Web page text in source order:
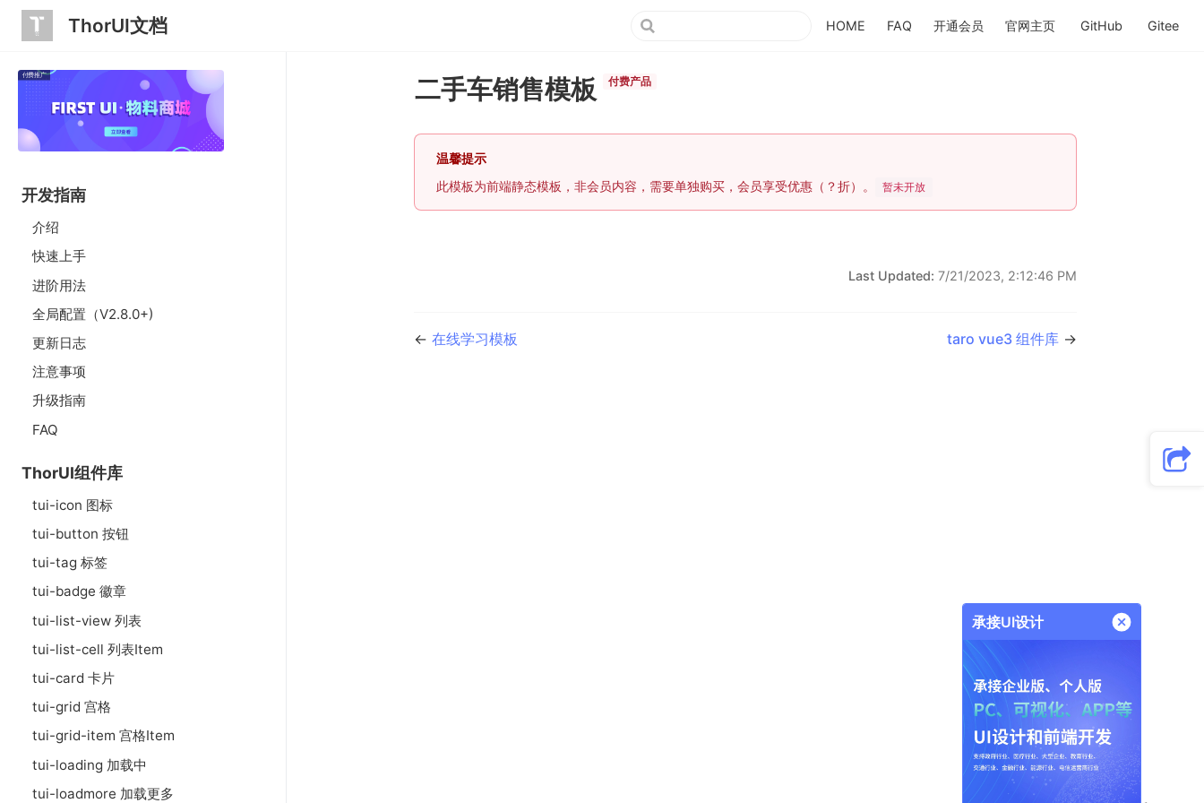
ThorUI文档 HOME FAQ 开通会员
官网主页
GitHub
Gitee
付费推广
开发指南
介绍
快速上手
进阶用法
全局配置（V2.8.0+)
更新日志
注意事项
升级指南
FAQ
ThorUI组件库
tui-icon 图标
tui-button 按钮
tui-tag 标签
tui-badge 徽章
tui-list-view 列表
tui-list-cell 列表Item
tui-card 卡片
tui-grid 宫格
tui-grid-item 宫格Item
tui-loading 加载中
tui-loadmore 加载更多
二手车销售模板 付费产品
温馨提示
此模板为前端静态模板，非会员内容，需要单独购买，会员享受优惠（？折）。
暂未开放
Last Updated: 7/21/2023, 2:12:46 PM
← 在线学习模板 taro vue3 组件库 →
承接UI设计